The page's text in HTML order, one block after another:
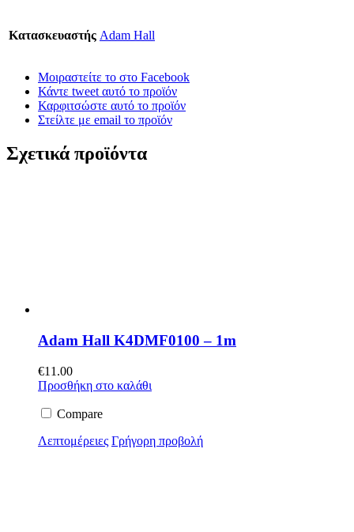
Κατασκευαστής Adam Hall
Μοιραστείτε το στο Facebook
Κάντε tweet αυτό το προϊόν
Καρφιτσώστε αυτό το προϊόν
Στείλτε με email το προϊόν
Σχετικά προϊόντα
Adam Hall K4DMF0100 – 1m
€11.00
Προσθήκη στο καλάθι
Compare
Λεπτομέρειες Γρήγορη προβολή